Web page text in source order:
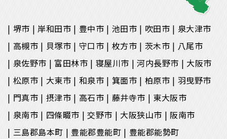
堺市 岸和田市 豊中市 池田市 吹田市
泉大津市
高槻市
貝塚市 守口市 枚方市 茨木市
八尾市
泉佐野市
富田林市 寝屋川市 河内長野市
大阪市
松原市
大東市 和泉市 箕面市 柏原市
羽曳野市
門真市
摂津市 高石市 藤井寺市
東大阪市
泉南市
四條畷市 交野市 大阪狭山市
阪南市
三島郡島本町
豊能郡豊能町
豊能郡能勢町